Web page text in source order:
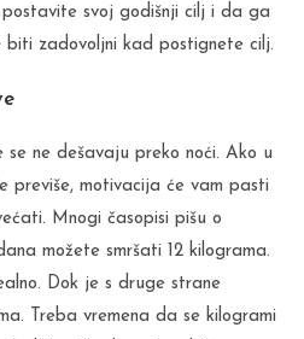
svoj godišnji cilj i da ga
zadovoljni kad postignete cilj.
se ne dešavaju preko noći. Ako u
previše, motivacija će vam pasti
Mnogi časopisi pišu o
možete smršati 12 kilograma.
Dok je s druge strane
Treba vremena da se kilogrami